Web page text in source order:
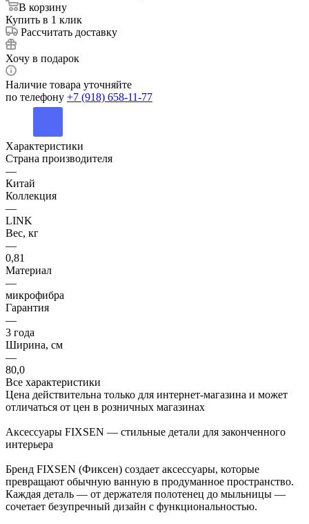
В корзину
Купить в 1 клик
Рассчитать доставку
Хочу в подарок
Наличие товара уточняйте
по телефону +7 (918) 658-11-77
Характеристики
Страна производителя
—
Китай
Коллекция
—
LINK
Вес, кг
—
0,81
Материал
—
микрофибра
Гарантия
—
3 года
Ширина, см
—
80,0
Все характеристики
Цена действительна только для интернет-магазина и может
отличаться от цен в розничных магазинах
Аксессуары FIXSEN — стильные детали для законченного
интерьера
Бренд FIXSEN (Фиксен) создает аксессуары, которые
превращают обычную ванную в продуманное пространство.
Каждая деталь — от держателя полотенец до мыльницы —
сочетает безупречный дизайн с функциональностью.